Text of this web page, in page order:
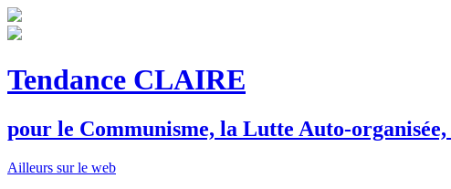
Tendance CLAIRE
pour le Communisme, la Lutte Auto-organisée,
Ailleurs sur le web